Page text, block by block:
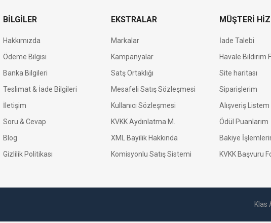
BILGILER
Hakkımızda
Ödeme Bilgisi
Banka Bilgileri
Teslimat & İade Bilgileri
İletişim
Soru & Cevap
Blog
Gizlilik Politikası
EKSTRALAR
Markalar
Kampanyalar
Satş Ortaklığı
Mesafeli Satış Sözleşmesi
Kullanıcı Sözleşmesi
KVKK Aydınlatma M.
XML Bayilik Hakkında
Komisyonlu Satış Sistemi
MÜŞTERİ
İade Talebi
Havale Bildirim
Site haritası
Siparişlerim
Alışveriş Listem
Ödül Puanlarım
Bakiye
KVKK Başvuru
Klas